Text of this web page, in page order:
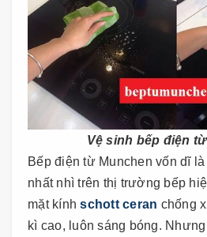
Vệ sinh bếp điện
Bếp điện từ Munchen vốn dĩ
nhất nhì trên thị trường bếp
mặt kínhschott ceran chống
kì cao, luôn sáng bóng.